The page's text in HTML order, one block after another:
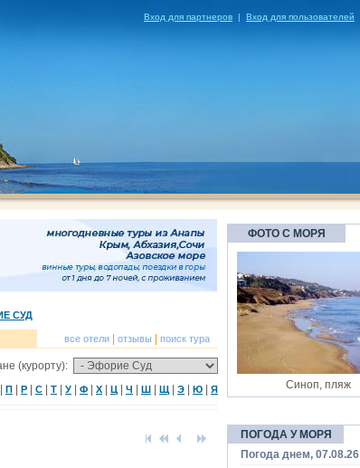
Вход для партнеров | Вход для пользователей
СУД
все отели отзывы поиск тура
(курорту):
П Р С Т У Ф Х Ц Ч Ш Щ| Э Ю Я
ФОТО С МОРЯ
Синоп, пляж
ПОГОДА У МОРЯ
Погода днем, 07.08.26